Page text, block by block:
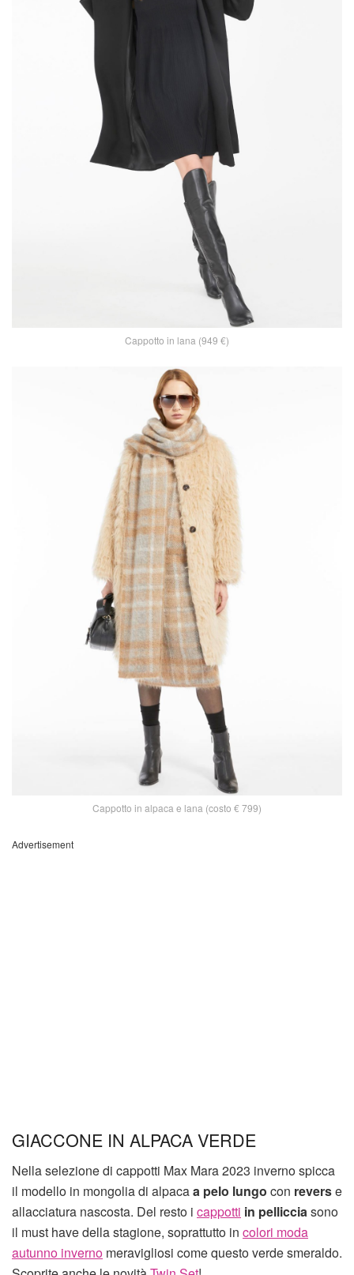
Cappotto in lana (949 €)
Cappotto in alpaca e lana (costo € 799)
Advertisement
GIACCONE IN ALPACA VERDE
Nella selezione di cappotti Max Mara 2023 inverno spicca
il modello in mongolia di alpacaa pelo lungo con reverse
allacciatura nascosta. Del resto i cappotti in pelliccia sono
il must have della stagione, soprattutto in colori moda
autunno inverno meravigliosi come questo verde smeraldo.